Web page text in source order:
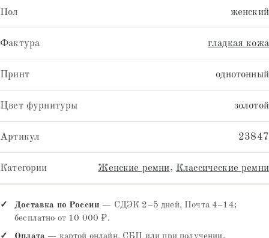
Пол женский
Фактура гладкая кожа
Принт однотонный
Цвет фурнитуры золотой
Артикул 23847
Категории Женские ремни, Классические ремни
Доставка по России — СДЭК 2–5 дней, Почта 4–14;
бесплатно от 10 000 ₽.